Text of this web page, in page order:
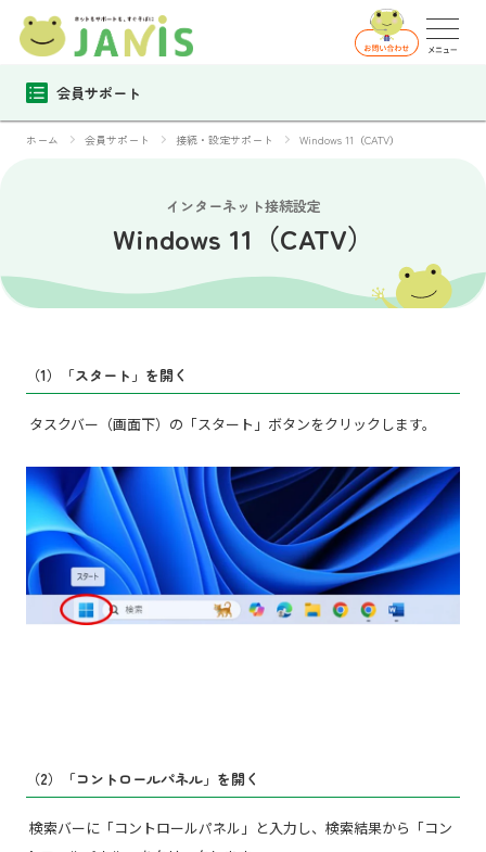
会員サポート
ホーム 会員サポート 接続・設定サポート Windows 11（CATV）
インターネット接続設定
Windows 11（CATV）
（1）「スタート」を開く
タスクバー（画面下）の「スタート」ボタンをクリックします。
（2）「コントロールパネル」を開く
検索バーに「コントロールパネル」と入力し、検索結果から「コン